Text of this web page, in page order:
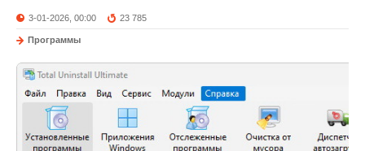
3-01-2026, 00:00 23 785
Программы